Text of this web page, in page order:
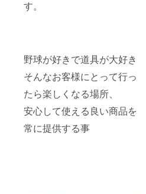
す。
野球が好きで道具が大好き
そんなお客様にとって行っ
たら楽しくなる場所、
安心して使える良い商品を
常に提供する事